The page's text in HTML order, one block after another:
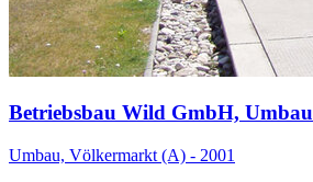
Betriebsbau Wild GmbH, Umbau
Umbau, Völkermarkt (A) - 2001